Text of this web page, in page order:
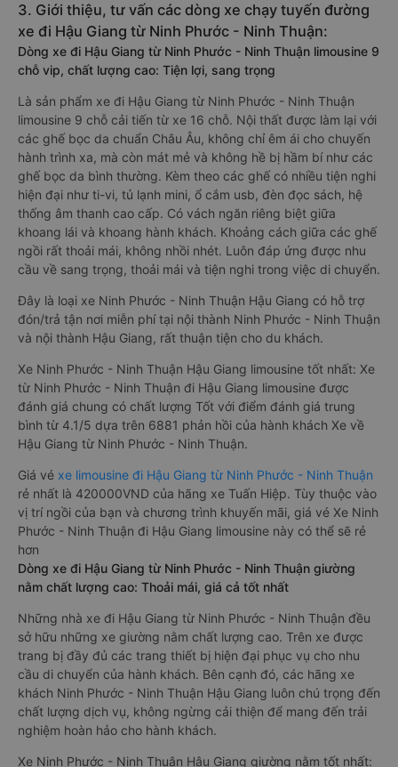
3. Giới thiệu, tư vấn các dòng xe chạy tuyến đường
xe đi Hậu Giang từ Ninh Phước - Ninh Thuận:
Dòng xe đi Hậu Giang từ Ninh Phước - Ninh Thuận limousine 9
chỗ vip, chất lượng cao: Tiện lợi, sang trọng
Là sản phẩm xe đi Hậu Giang từ Ninh Phước - Ninh Thuận
limousine 9 chỗ cải tiến từ xe 16 chỗ. Nội thất được làm lại với
các ghế bọc da chuẩn Châu Âu, không chỉ êm ái cho chuyến
hành trình xa, mà còn mát mẻ và không hề bị hầm bí như các
ghế bọc da bình thường. Kèm theo các ghế có nhiều tiện nghi
hiện đại như ti-vi, tủ lạnh mini, ổ cắm usb, đèn đọc sách, hệ
thống âm thanh cao cấp. Có vách ngăn riêng biệt giữa
khoang lái và khoang hành khách. Khoảng cách giữa các ghế
ngồi rất thoải mái, không nhồi nhét. Luôn đáp ứng được nhu
cầu về sang trọng, thoải mái và tiện nghi trong việc di chuyển.
Đây là loại xe Ninh Phước - Ninh Thuận Hậu Giang có hỗ trợ
đón/trả tận nơi miễn phí tại nội thành Ninh Phước - Ninh Thuận
và nội thành Hậu Giang, rất thuận tiện cho du khách.
Xe Ninh Phước - Ninh Thuận Hậu Giang limousine tốt nhất: Xe
từ Ninh Phước - Ninh Thuận đi Hậu Giang limousine được
đánh giá chung có chất lượng Tốt với điểm đánh giá trung
bình từ 4.1/5 dựa trên 6881 phản hồi của hành khách Xe về
Hậu Giang từ Ninh Phước - Ninh Thuận.
Giá vé xe limousine đi Hậu Giang từ Ninh Phước - Ninh Thuận
rẻ nhất là 420000VND của hãng xe Tuấn Hiệp. Tùy thuộc vào
vị trí ngồi của bạn và chương trình khuyến mãi, giá vé Xe Ninh
Phước - Ninh Thuận đi Hậu Giang limousine này có thể sẽ rẻ
hơn
Dòng xe đi Hậu Giang từ Ninh Phước - Ninh Thuận giường
nằm chất lượng cao: Thoải mái, giá cả tốt nhất
Những nhà xe đi Hậu Giang từ Ninh Phước - Ninh Thuận đều
sở hữu những xe giường nằm chất lượng cao. Trên xe được
trang bị đầy đủ các trang thiết bị hiện đại phục vụ cho nhu
cầu di chuyển của hành khách. Bên cạnh đó, các hãng xe
khách Ninh Phước - Ninh Thuận Hậu Giang luôn chú trọng đến
chất lượng dịch vụ, không ngừng cải thiện để mang đến trải
nghiệm hoàn hảo cho hành khách.
Xe Ninh Phước - Ninh Thuận Hậu Giang giường nằm tốt nhất: